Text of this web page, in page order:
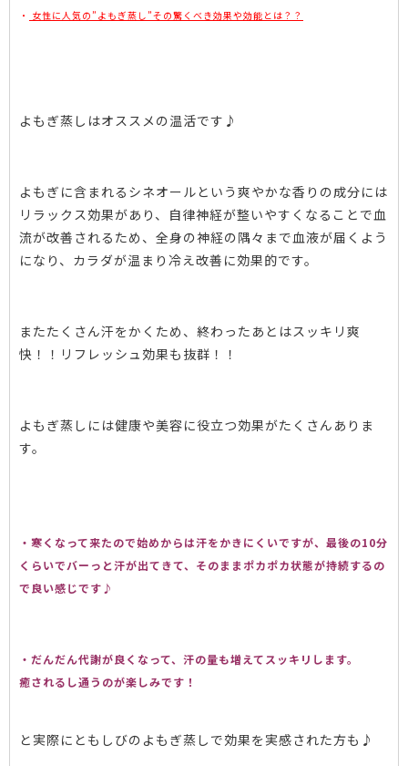
・ 女性に人気の”よもぎ蒸し”その驚くべき効果や効能とは？？
よもぎ蒸しはオススメの温活です♪
よもぎに含まれるシネオールという爽やかな香りの成分には
リラックス効果があり、自律神経が整いやすくなることで血
流が改善されるため、全身の神経の隅々まで血液が届くよう
になり、カラダが温まり冷え改善に効果的です。
またたくさん汗をかくため、終わったあとはスッキリ爽
快！！リフレッシュ効果も抜群！！
よもぎ蒸しには健康や美容に役立つ効果がたくさんありま
す。
・寒くなって来たので始めからは汗をかきにくいですが、最後の10分
くらいでバーっと汗が出てきて、そのままポカポカ状態が持続するの
で良い感じです♪
・だんだん代謝が良くなって、汗の量も増えてスッキリします。
癒されるし通うのが楽しみです！
と実際にともしびのよもぎ蒸しで効果を実感された方も♪